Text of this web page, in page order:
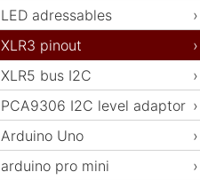
LED adressables
XLR3 pinout
XLR5 bus I2C
PCA9306 I2C level adaptor
Arduino Uno
arduino pro mini